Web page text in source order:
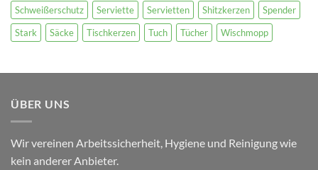
Schweißerschutz
Serviette Servietten Shitzkerzen
Spender
Stark
Säcke Tischkerzen Tuch Tücher Wischmopp
ÜBER UNS
Wir vereinen Arbeitssicherheit, Hygiene und Reinigung wie
kein anderer Anbieter.